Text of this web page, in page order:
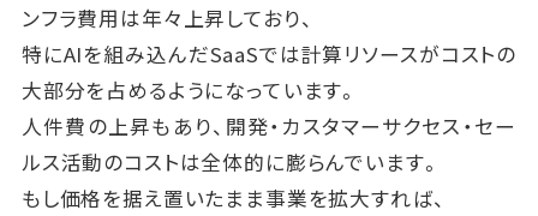
ンフラ費用は年々上昇しており、
特にAIを組み込んだSaaSでは計算リソースがコストの
大部分を占めるようになっています。
人件費の上昇もあり、開発・カスタマーサクセス・セー
ルス活動のコストは全体的に膨らんでいます。
もし価格を据え置いたまま事業を拡大すれば、